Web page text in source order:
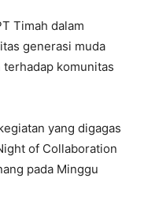
Timah dalam
generasi muda
komunitas
yang digagas
of Collaboration
pada Minggu